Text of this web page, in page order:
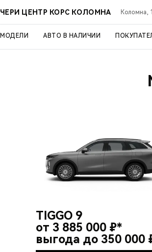
ЧЕРИ ЦЕНТР КОРС КОЛОМНА Коломна,
МОДЕЛИ АВТО В НАЛИЧИИ
TIGGO 9
от 3 885 000 ₽*
выгода до 350 000